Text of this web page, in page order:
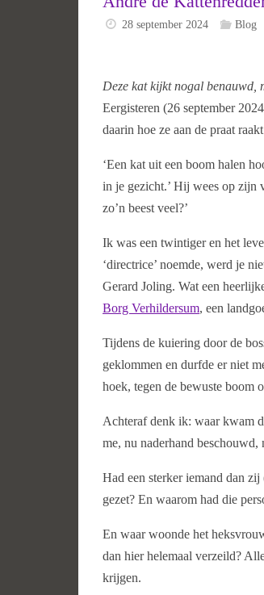
28 september 2024 Blog
Deze kat kijkt nogal benauwd,
Eergisteren (26 september
daarin hoe ze aan de praat
‘Een kat uit een boom halen
in je gezicht.’ Hij wees op zijn
zo’n beest veel?’
Ik was een twintiger en het
‘directrice’ noemde, werd je
Gerard Joling. Wat een
Borg Verhildersum, een
Tijdens de kuiering door de
geklommen en durfde er niet
hoek, tegen de bewuste boom
Achteraf denk ik: waar kwam
me, nu naderhand beschouwd,
Had een sterker iemand dan
gezet? En waarom had die
En waar woonde het
dan hier helemaal verzeild?
krijgen.